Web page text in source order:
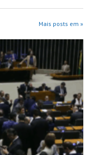
Mais posts em »